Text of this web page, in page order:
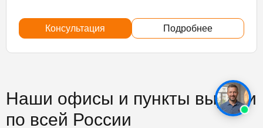
Консультация Подробнее
Наши офисы и пункты выдачи
по всей России